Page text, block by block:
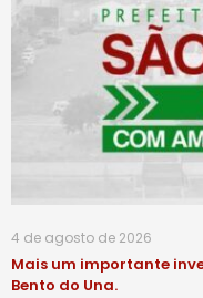
4 de agosto de 2026
Mais um importante
Bento do Una.